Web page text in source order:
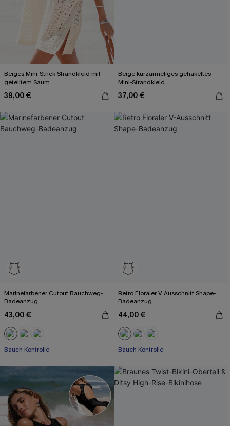
Beiges Mini-Strick-Strandkleid mit
geteiltem Saum
39,00 €
Beige kurzärmeliges gehäkeltes
Mini-Strandkleid
37,00 €
Marinefarbener Cutout Bauchweg-
Badeanzug
43,00 €
Bauch Kontrolle
Retro Floraler V-Ausschnitt Shape-
Badeanzug
44,00 €
Bauch Kontrolle